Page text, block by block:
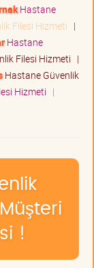
Hastane
Filesi Hizmeti |
Hastane
Filesi Hizmeti |
Hastane Güvenlik
Hizmeti |
!